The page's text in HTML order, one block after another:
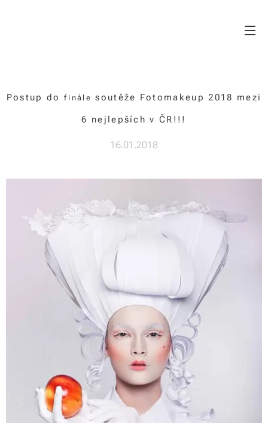
studio
Postup do finále soutěže Fotomakeup 2018 mezi
6 nejlepších v ČR!!!
16.01.2018